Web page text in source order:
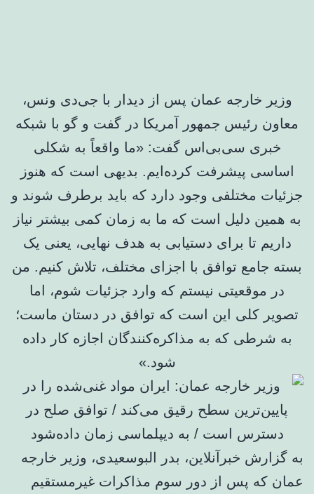
وزیر خارجه عمان پس از دیدار با جی‌دی ونس،
معاون رئیس جمهور آمریکا در گفت و گو با شبکه
خبری سی‌بی‌اس گفت: «ما واقعاً به شکلی
اساسی پیشرفت کرده‌ایم. بدیهی است که هنوز
جزئیات مختلفی وجود دارد که باید برطرف شوند و
به همین دلیل است که ما به زمان کمی بیشتر نیاز
داریم تا برای دستیابی به هدف نهایی، یعنی یک
بسته جامع توافق با اجزای مختلف، تلاش کنیم. من
در موقعیتی نیستم که وارد جزئیات شوم، اما
تصویر کلی این است که توافق در دستان ماست؛
به شرطی که به مذاکره‌کنندگان اجازه کار داده
شود.»
به گزارش خبرآنلاین، بدر البوسعیدی، وزیر خارجه
عمان که پس از دور سوم مذاکرات غیرمستقیم